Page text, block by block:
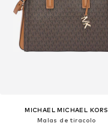
MICHAEL MICHAEL KORS
Malas de tiracolo